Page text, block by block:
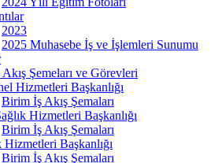
2023
2025 Muhasebe İş ve İşlemleri Sunumu
Şemeları ve Görevleri
Hizmetleri Başkanlığı
Birim İş Akış Şemaları
Hizmetleri Başkanlığı
Birim İş Akış Şemaları
Hizmetleri Başkanlığı
Birim İş Akış Şemaları